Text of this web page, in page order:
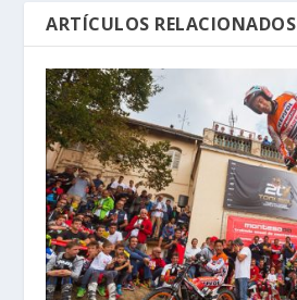
ARTÍCULOS RELACIONADOS